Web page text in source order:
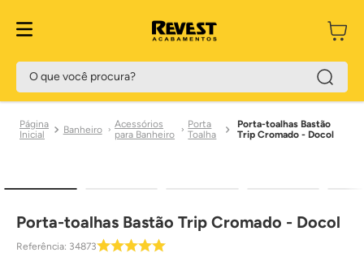
O que você procura?
Banheiro
Acessórios
para Banheiro
Porta
Toalha
Porta-toalhas Bastão
Trip Cromado - Docol
Porta-toalhas Bastão Trip Cromado - Docol
Referência: 34873